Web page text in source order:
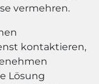
vermehren.
kontaktieren,
Lösung